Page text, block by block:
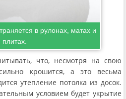
в рулонах, матах и
плитах.
что, несмотря на свою
крошится, а это весьма
утепление потолка из досок.
условием будет укрытие